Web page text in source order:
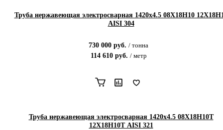
Труба нержавеющая электросварная 1420х4.5 08Х18Н10
AISI 304
730 000 руб. / тонна
114 610руб. / метр
Труба нержавеющая электросварная 1420х4.5 08Х18Н10Т
12Х18Н10Т AISI 321